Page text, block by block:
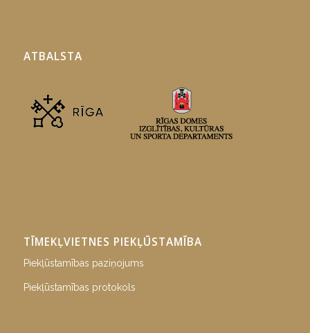
ATBALSTA
TĪMEKĻVIETNES PIEKĻŪSTAMĪBA
Piekļūstamības paziņojums
Piekļūstamības protokols